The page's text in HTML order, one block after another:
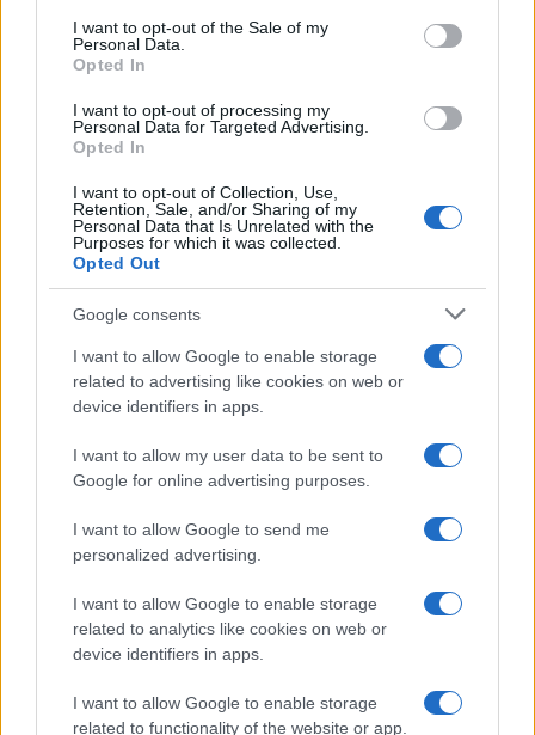
I want to opt-out of the Sale of my
Personal Data.
Opted In
I want to opt-out of processing my
Personal Data for Targeted Advertising.
Opted In
I want to opt-out of Collection, Use,
Retention, Sale, and/or Sharing of my
Personal Data that Is Unrelated with the
Purposes for which it was collected.
Opted Out
Google consents
I want to allow Google to enable storage
related to advertising like cookies on web or
device identifiers in apps.
I want to allow my user data to be sent to
Google for online advertising purposes.
I want to allow Google to send me
personalized advertising.
I want to allow Google to enable storage
related to analytics like cookies on web or
device identifiers in apps.
I want to allow Google to enable storage
related to functionality of the website or app.
diverse ragioni per mollarlo. Il Pd lo sta facendo
sulla questione del Cpr di via Corelli, mentre i
Verdi e la sinistra più estrema hanno trovato la
scusa di Israele. In realtà, sono tutti dei tentativi di
presentarsi alle prossime elezioni, dicendo «noi
niente». Il principale errore di Sala è stato quello
di seguire pedissequamente tutte le stupidaggini
che la sinistra ha voluto fare.
Quindi il gemellaggio non andrebbe annullato?
Non va annullato per nessun motivo. Non bisogna
confondere le alleanze o le amicizie tra due Paesi
come possono essere Italia e Israele. Questi
al governo. Vanno viste in una dimensione storica.
intoccabile, perché tra l’altro è l’unico Paese che
ha condotto politiche serie contro il terrorismo.
Parliamo di centrodestra. In questi giorni è